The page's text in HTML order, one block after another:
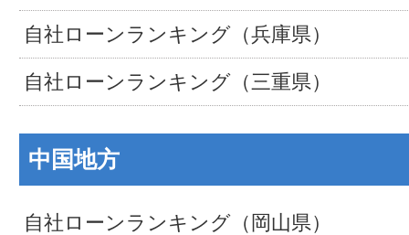
自社ローンランキング（兵庫県）
自社ローンランキング（三重県）
中国地方
自社ローンランキング（岡山県）